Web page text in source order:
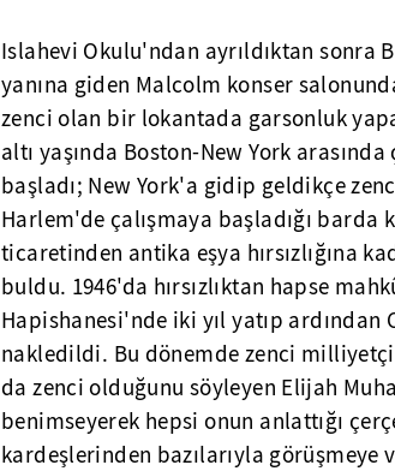
Islahevi Okulu'ndan ayrıldıktan sonra
yanına giden Malcolm konser
zenci olan bir lokantada garsonluk
altı yaşında Boston-New York
başladı; New York'a gidip geldikçe
Harlem'de çalışmaya başladığı barda
ticaretinden antika eşya hırsızlığına
buldu. 1946'da hırsızlıktan hapse
Hapishanesi'nde iki yıl yatıp ardından
nakledildi. Bu dönemde zenci
da zenci olduğunu söyleyen Elijah
benimseyerek hepsi onun anlattığı
kardeşlerinden bazılarıyla görüşmeye